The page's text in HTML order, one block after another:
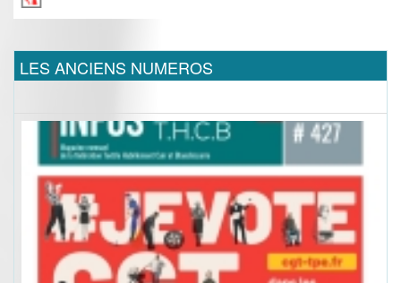
LES ANCIENS NUMEROS